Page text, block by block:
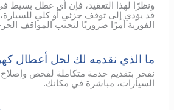
ونظرًا لهذا التعقيد، فإن أي عطل بسيط
قد يؤدي إلى توقف جزئي أو كلي للسيارة،
الفورية أمرًا ضروريًا لتجنب المواقف
ما الذي نقدمه لك لحل أعطال
نفخر بتقديم خدمة متكاملة لفحص وإصلاح
السيارات، مباشرة في مكانك.